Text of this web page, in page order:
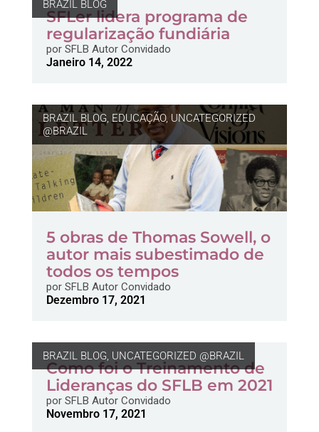
BRAZIL BLOG
SFLer lidera programa de
regularização fundiária
porSFLB Autor Convidado
Janeiro 14, 2022
BRAZIL BLOG, EDUCAÇÃO, UNCATEGORIZED
@BRAZIL
5 obras de Thomas Sowell, o
autor mais subestimado de
todos os tempos
porSFLB Autor Convidado
Dezembro 17, 2021
BRAZIL BLOG, UNCATEGORIZED @BRAZIL
Como foi o Treinamento de
Lideranças do SFLB em 2021
porSFLB Autor Convidado
Novembro 17, 2021